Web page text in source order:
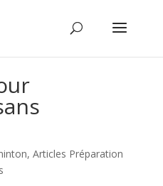
, Articles Préparation